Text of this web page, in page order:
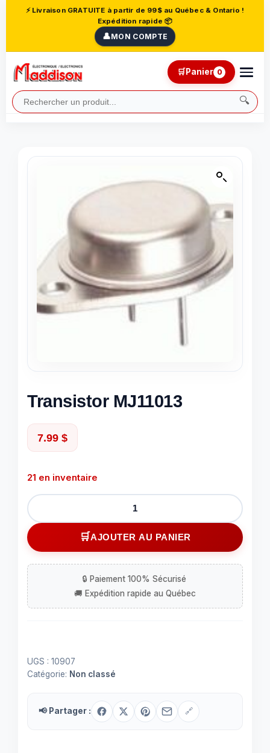
⚡ Livraison GRATUITE à partir de 99$ au Québec & Ontario !
Expédition rapide 📦
👤MON COMPTE
🔍
🛒Panier 0
Transistor MJ11013
7.99 $
21 en inventaire
quantité
de
Transistor
MJ11013
AJOUTER AU PANIER
UGS : 10907
Catégorie: Non classé
📢 Partager : 🔗